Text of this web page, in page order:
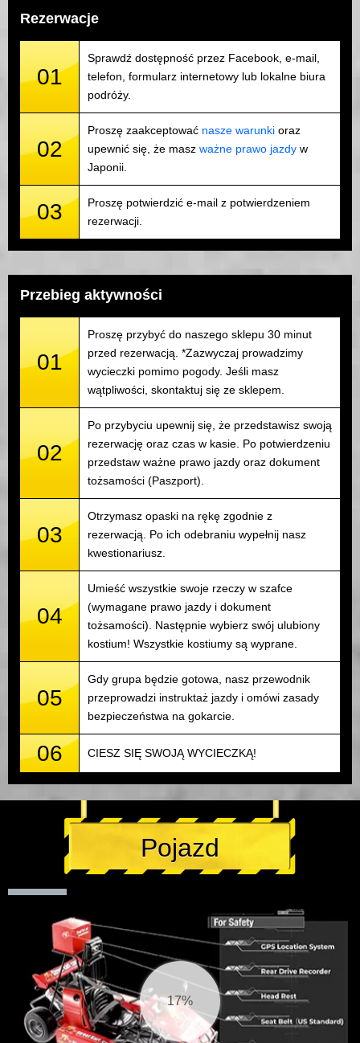
Rezerwacje
01
Sprawdź dostępność przez Facebook, e-mail,
telefon, formularz internetowy lub lokalne biura
podróży.
02
Proszę zaakceptować nasze warunki oraz
upewnić się, że masz ważne prawo jazdy w
Japonii.
03
Proszę potwierdzić e-mail z potwierdzeniem
rezerwacji.
Przebieg aktywności
01
Proszę przybyć do naszego sklepu 30 minut
przed rezerwacją. *Zazwyczaj prowadzimy
wycieczki pomimo pogody. Jeśli masz
wątpliwości, skontaktuj się ze sklepem.
02
Po przybyciu upewnij się, że przedstawisz swoją
rezerwację oraz czas w kasie. Po potwierdzeniu
przedstaw ważne prawo jazdy oraz dokument
tożsamości (Paszport).
03
Otrzymasz opaski na rękę zgodnie z
rezerwacją. Po ich odebraniu wypełnij nasz
kwestionariusz.
04
Umieść wszystkie swoje rzeczy w szafce
(wymagane prawo jazdy i dokument
tożsamości). Następnie wybierz swój ulubiony
kostium! Wszystkie kostiumy są wyprane.
05
Gdy grupa będzie gotowa, nasz przewodnik
przeprowadzi instruktaż jazdy i omówi zasady
bezpieczeństwa na gokarcie.
06 CIESZ SIĘ SWOJĄ WYCIECZKĄ!
Pojazd
17%